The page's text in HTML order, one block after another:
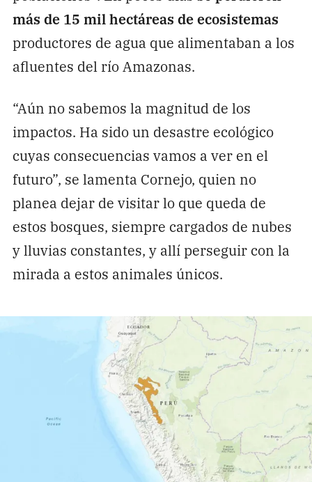
más de 15 mil hectáreas de ecosistemas
productores de agua que alimentaban a los
afluentes del río Amazonas.
“Aún no sabemos la magnitud de los
impactos. Ha sido un desastre ecológico
cuyas consecuencias vamos a ver en el
futuro”, se lamenta Cornejo, quien no
planea dejar de visitar lo que queda de
estos bosques, siempre cargados de nubes
y lluvias constantes, y allí perseguir con la
mirada a estos animales únicos.